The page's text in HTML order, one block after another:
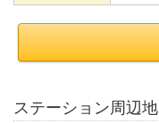
ステーション周辺地